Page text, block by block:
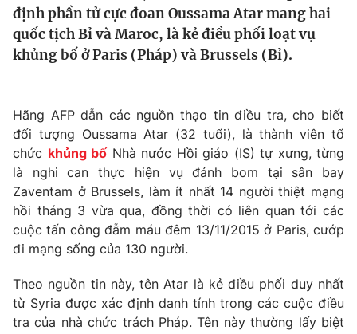
Thế giới
Tin tức
Câu chuyện quốc tế
Kinh tế
Thị trường
Góc doanh nghiệp
Dữ liệu và đời sống
Truyền hình
Phim VTV
Hậu trường
Nhân vật
Khán giả
Giải sao mai
Giải trí
Điện ảnh
Sao
Đời sống
Du lịch
Làm đẹp
Giáo dục
Tuyển sinh
định phần tử cực đoan Oussama Atar mang hai
quốc tịch Bỉ và Maroc, là kẻ điều phối loạt vụ
khủng bố ở Paris (Pháp) và Brussels (Bỉ).
Hãng AFP dẫn các nguồn thạo tin điều tra, cho biết
đối tượng Oussama Atar (32 tuổi), là thành viên tổ
chức khủng bốNhà nước Hồi giáo (IS) tự xưng, từng
là nghi can thực hiện vụ đánh bom tại sân bay
Zaventam ở Brussels, làm ít nhất 14 người thiệt mạng
hồi tháng 3 vừa qua, đồng thời có liên quan tới các
cuộc tấn công đẫm máu đêm 13/11/2015 ở Paris, cướp
đi mạng sống của 130 người.
Theo nguồn tin này, tên Atar là kẻ điều phối duy nhất
từ Syria được xác định danh tính trong các cuộc điều
tra của nhà chức trách Pháp. Tên này thường lấy biệt